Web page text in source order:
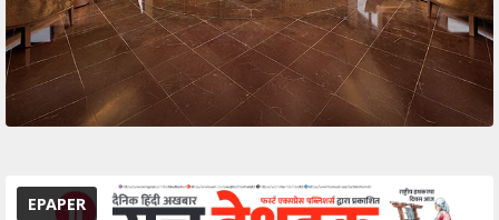
EPAPER